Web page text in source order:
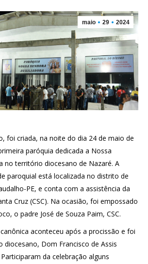
maio 29 2024
foi criada, na noite do dia 24 de maio de
paróquia dedicada a Nossa
no território diocesano de Nazaré. A
paroquial está localizada no distrito de
PE, e conta com a assistência da
Cruz (CSC). Na ocasião, foi empossado
o padre José de Souza Paim, CSC.
aconteceu após a procissão e foi
diocesano, Dom Francisco de Assis
Participaram da celebração alguns